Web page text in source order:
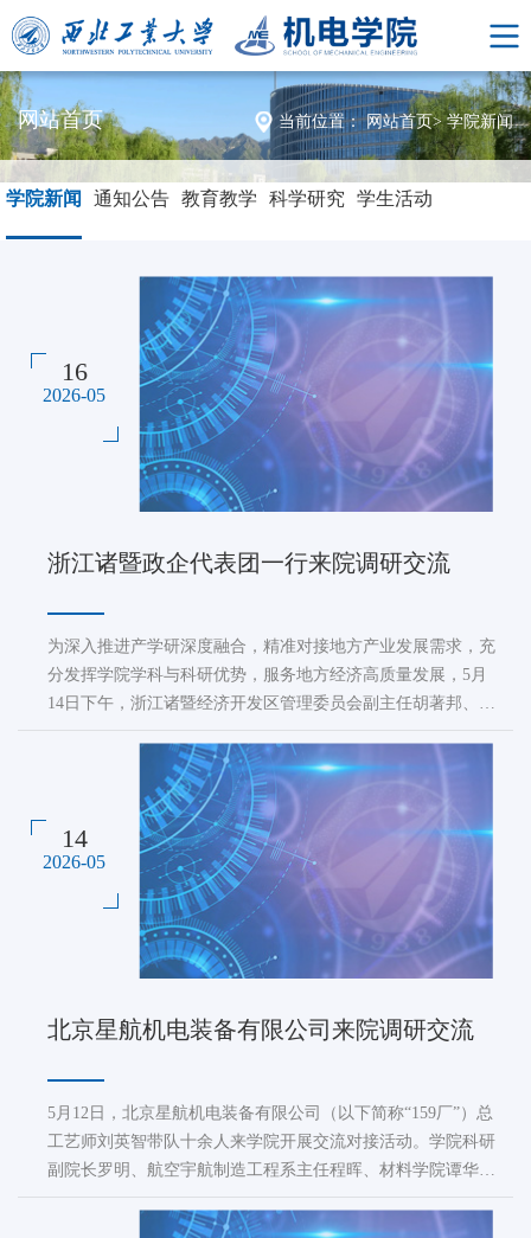
网站首页 当前位置： 网站首页> 学院新闻
学院新闻 通知公告 教育教学 科学研究 学生活动
16
2026-05
浙江诸暨政企代表团一行来院调研交流
为深入推进产学研深度融合，精准对接地方产业发展需求，充
分发挥学院学科与科研优势，服务地方经济高质量发展，5月
14日下午，浙江诸暨经济开发区管理委员会副主任胡著邦、诸
暨市科学技术局副局长傅宇锋带领诸暨十余家相关企业来学院
调研交流。机电学院科研副院长罗明、院长助理万能、材料学
院李铁虎教授及学院教师代表参加座谈。罗明对胡著邦一行的
到来表示欢迎，对诸暨市领导及相关企...
14
2026-05
北京星航机电装备有限公司来院调研交流
5月12日，北京星航机电装备有限公司（以下简称“159厂”）总
工艺师刘英智带队十余人来学院开展交流对接活动。学院科研
副院长罗明、航空宇航制造工程系主任程晖、材料学院谭华教
授及学院相关团队教师代表参加交流活动。交流座谈会上，罗
明副院长先对159厂一行到来表示热烈欢迎，并详细介绍了学